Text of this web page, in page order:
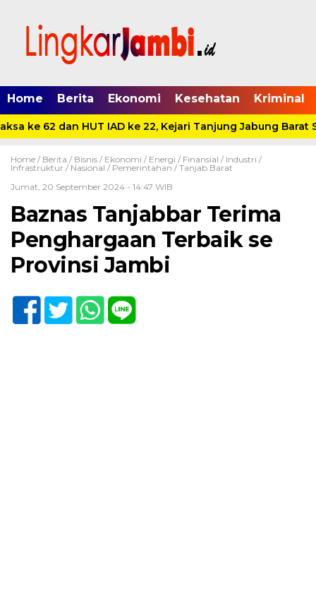
Home Berita Ekonomi Kesehatan Kriminal
ke 62 dan HUT IAD ke 22, Kejari Tanjung Jabung Barat
Home / Berita / Bisnis / Ekonomi / Energi / Finansial / Industri /
Infrastruktur / Nasional / Pemerintahan / Tanjab Barat
Jumat, 20 September 2024 - 14:47 WIB
Baznas Tanjabbar Terima
Penghargaan Terbaik se
Provinsi Jambi